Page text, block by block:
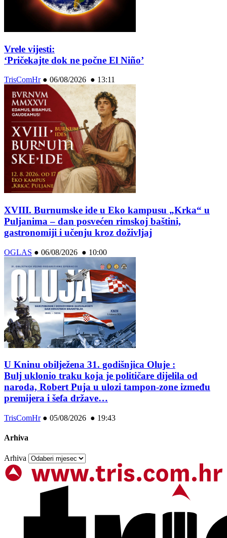
Vrele vijesti:
‘Pričekajte dok ne počne El Niño’
TrisComHr● 06/08/2026 ● 13:11
XVIII. Burnumske ide u Eko kampusu „Krka“ u
Puljanima – dan posvećen rimskoj baštini,
gastronomiji i učenju kroz doživljaj
OGLAS ● 06/08/2026 ● 10:00
U Kninu obilježena 31. godišnjica Oluje :
Bulj uklonio traku koja je političare dijelila od
naroda, Robert Puja u ulozi tampon-zone između
premijera i šefa države…
TrisComHr● 05/08/2026 ● 19:43
Arhiva
Arhiva